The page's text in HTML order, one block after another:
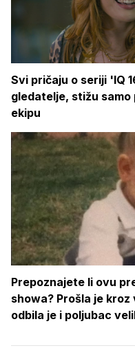
Svi pričaju o seriji 'IQ
gledatelje, stižu samo
ekipu
Prepoznajete li ovu
showa? Prošla je
odbila je i poljubac